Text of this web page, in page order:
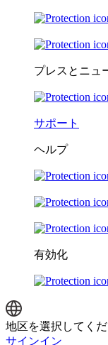
プレスとニュ
サポート
ヘルプ
有効化
地区を選択してく
サインイン